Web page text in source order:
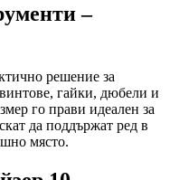
–
решение за
гайки, дюбели и
го прави идеален за
да поддържат ред в
място.